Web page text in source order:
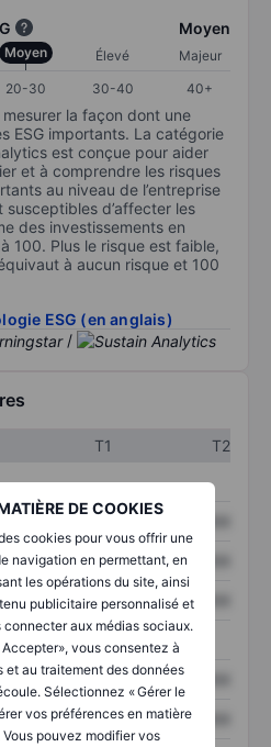
DE COOKIES
cookies pour vous offrir une
navigation en permettant, en
les opérations du site, ainsi
publicitaire personnalisé et
aux médias sociaux.
Accepter», vous consentez à
au traitement des données
Sélectionnez « Gérer le
vos préférences en matière
pouvez modifier vos
Moyen
Moyen Élevé
Majeur
20-30 30-40 40+
la façon dont une
ESG importants. La catégorie
est conçue pour aider
et à comprendre les risques
au niveau de l’entreprise
d’affecter les
des investissements en
100. Plus le risque est faible,
à aucun risque et 100
ESG (en anglais)
/
T1
T2
XXXXXXX XXXXXXX
XXXXXXX XXXXXXX
XXXXXXX XXXXXXX
XXXXXXX XXXXXXX